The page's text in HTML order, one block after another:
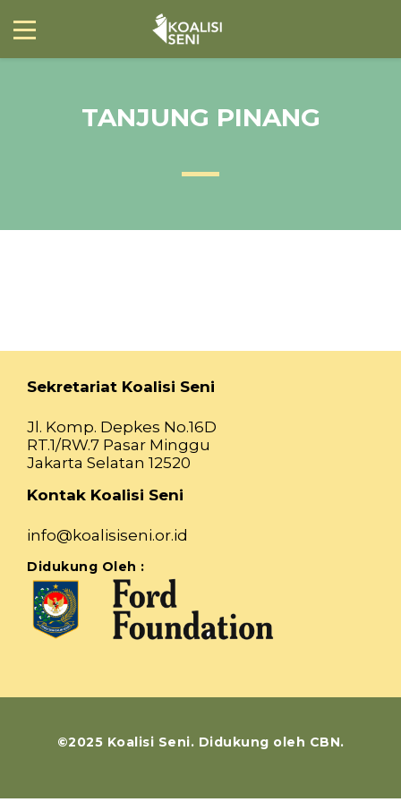
TANJUNG PINANG
Sekretariat Koalisi Seni
Jl. Komp. Depkes No.16D
RT.1/RW.7 Pasar Minggu
Jakarta Selatan 12520
Kontak Koalisi Seni
info@koalisiseni.or.id
Didukung Oleh :
©2025 Koalisi Seni. Didukung oleh CBN.